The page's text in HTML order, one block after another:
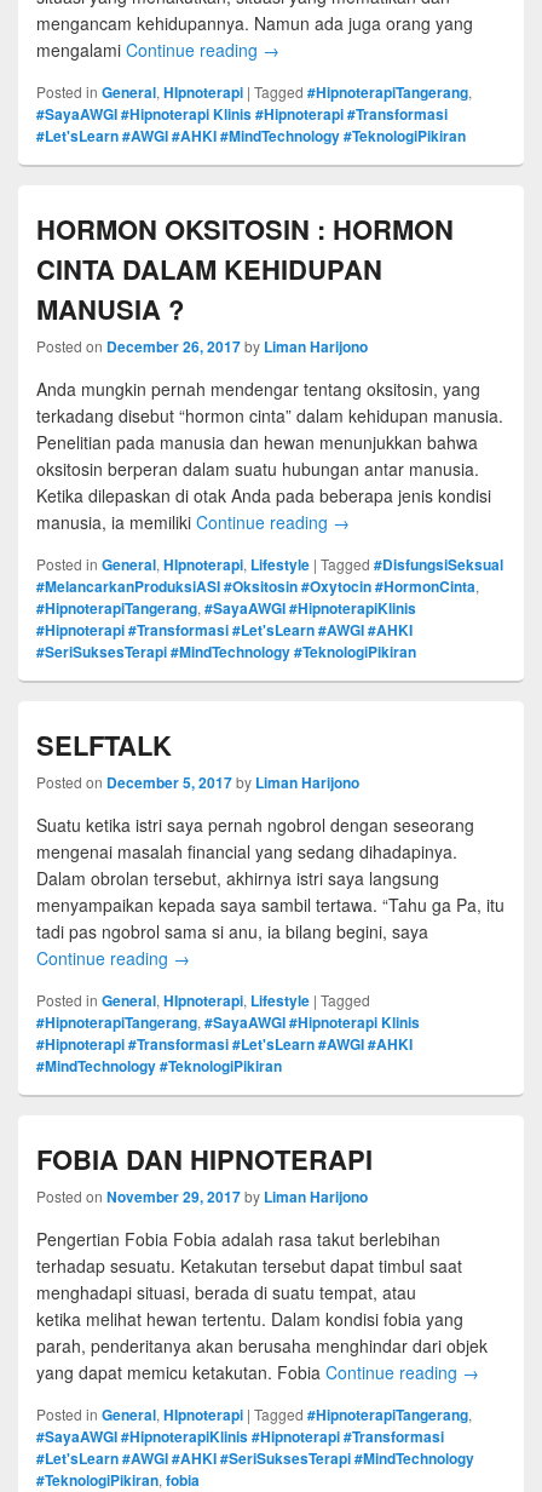
mengancam kehidupannya. Namun ada juga orang yang
mengalami Continue reading →
Posted in General, HIpnoterapi | Tagged #HipnoterapiTangerang,
#SayaAWGI #Hipnoterapi Klinis #Hipnoterapi #Transformasi
#Let'sLearn #AWGI #AHKI #MindTechnology #TeknologiPikiran
HORMON OKSITOSIN : HORMON
CINTA DALAM KEHIDUPAN
MANUSIA ?
Posted on December 26, 2017by Liman Harijono
Anda mungkin pernah mendengar tentang oksitosin, yang
terkadang disebut “hormon cinta” dalam kehidupan manusia.
Penelitian pada manusia dan hewan menunjukkan bahwa
oksitosin berperan dalam suatu hubungan antar manusia.
Ketika dilepaskan di otak Anda pada beberapa jenis kondisi
manusia, ia memiliki Continue reading →
Posted in General, HIpnoterapi, Lifestyle | Tagged #DisfungsiSeksual
#MelancarkanProduksiASI #Oksitosin #Oxytocin #HormonCinta,
#HipnoterapiTangerang, #SayaAWGI #HipnoterapiKlinis
#Hipnoterapi #Transformasi #Let'sLearn #AWGI #AHKI
#SeriSuksesTerapi #MindTechnology #TeknologiPikiran
SELFTALK
Posted on December 5, 2017by Liman Harijono
Suatu ketika istri saya pernah ngobrol dengan seseorang
mengenai masalah financial yang sedang dihadapinya.
Dalam obrolan tersebut, akhirnya istri saya langsung
menyampaikan kepada saya sambil tertawa. “Tahu ga Pa, itu
tadi pas ngobrol sama si anu, ia bilang begini, saya
Continue reading →
Posted in General, HIpnoterapi, Lifestyle | Tagged
#HipnoterapiTangerang, #SayaAWGI #Hipnoterapi Klinis
#Hipnoterapi #Transformasi #Let'sLearn #AWGI #AHKI
#MindTechnology #TeknologiPikiran
FOBIA DAN HIPNOTERAPI
Posted on November 29, 2017by Liman Harijono
Pengertian Fobia Fobia adalah rasa takut berlebihan
terhadap sesuatu. Ketakutan tersebut dapat timbul saat
menghadapi situasi, berada di suatu tempat, atau
ketika melihat hewan tertentu. Dalam kondisi fobia yang
parah, penderitanya akan berusaha menghindar dari objek
yang dapat memicu ketakutan. Fobia Continue reading →
Posted in General, HIpnoterapi | Tagged #HipnoterapiTangerang,
#SayaAWGI #HipnoterapiKlinis #Hipnoterapi #Transformasi
#Let'sLearn #AWGI #AHKI #SeriSuksesTerapi #MindTechnology
#TeknologiPikiran, fobia